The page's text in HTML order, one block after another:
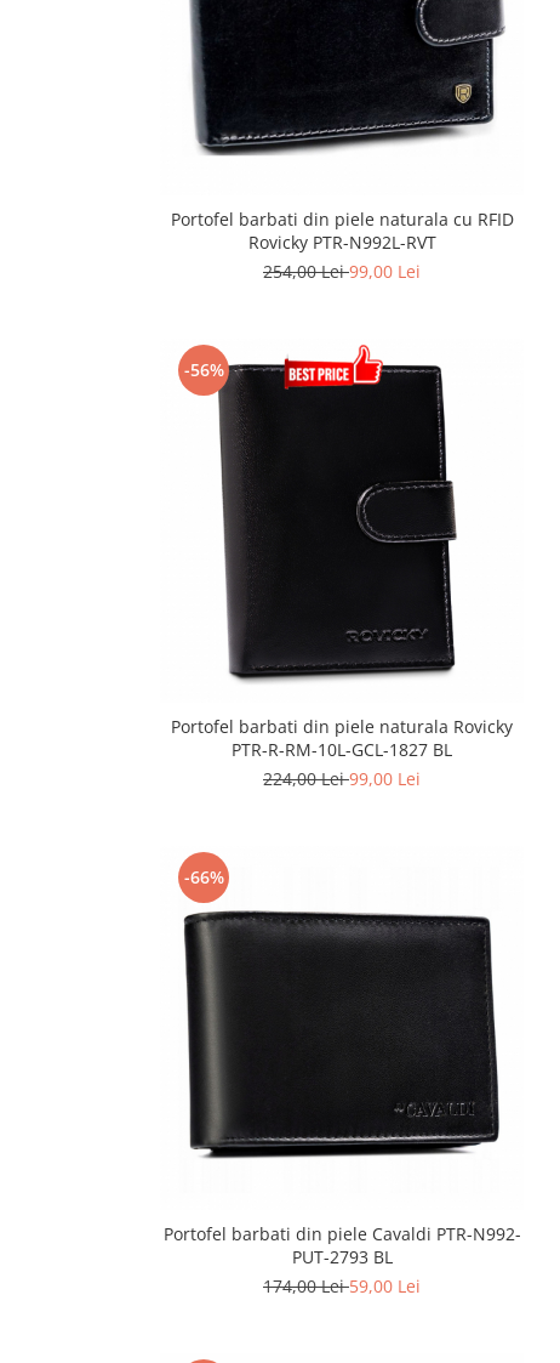
Portofel barbati din piele naturala cu RFID
Rovicky PTR-N992L-RVT
254,00 Lei99,00 Lei
-56%
Portofel barbati din piele naturala Rovicky
PTR-R-RM-10L-GCL-1827 BL
224,00 Lei99,00 Lei
-66%
Portofel barbati din piele Cavaldi PTR-N992-
PUT-2793 BL
174,00 Lei59,00 Lei